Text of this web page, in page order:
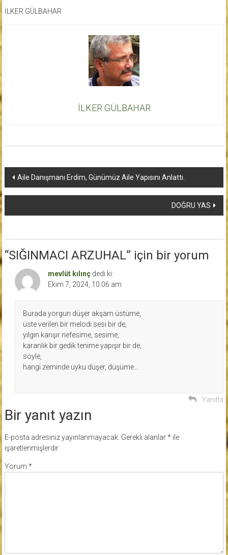
İLKER GÜLBAHAR
İLKER GÜLBAHAR
Yazı
dolaşımı
Aile Danışmanı Erdim, Günümüz Aile Yapısını Anlattı.
DOĞRU YAS
“SIĞINMACI ARZUHAL” için bir yorum
mevlüt kılınç dedi ki:
Ekim 7, 2024, 10:06 am
Burada yorgun düşer akşam üstüme,
üste verilen bir melodi sesi bir de,
yılgın karışır nefesime, sesime,
karanlık bir gedik tenime yapışır bir de,
söyle,
hangi zeminde uyku düşer, düşüme…
Yanıtla
Bir yanıt yazın
E-posta adresiniz yayınlanmayacak. Gerekli alanlar*ile
işaretlenmişlerdir
Yorum *